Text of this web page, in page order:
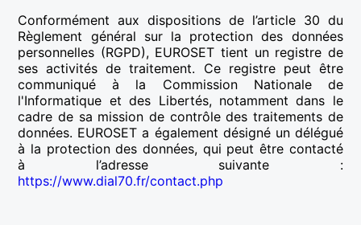
Conformément aux dispositions de l’article 30 du
Règlement général sur la protection des données
personnelles (RGPD), EUROSET tient un registre de
ses activités de traitement. Ce registre peut être
communiqué à la Commission Nationale de
l'Informatique et des Libertés, notamment dans le
cadre de sa mission de contrôle des traitements de
données. EUROSET a également désigné un délégué
à la protection des données, qui peut être contacté
à l’adresse suivante :
https://www.dial70.fr/contact.php